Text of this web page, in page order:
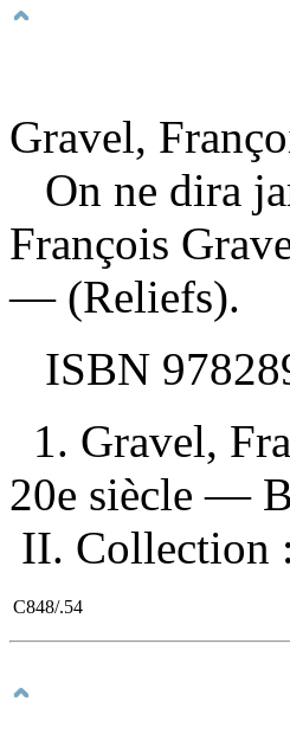
Gravel,
On ne dira
François
— (Reliefs).
ISBN
1. Gravel,
20e siècle —
II. Collection
C848/.54